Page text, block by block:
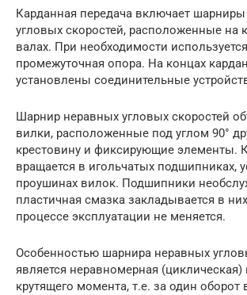
Карданная передача включает
угловых скоростей, расположенные на
валах. При необходимости используется
промежуточная опора. На концах
установлены соединительные
Шарнир неравных угловых скоростей
вилки, расположенные под углом 90°
крестовину и фиксирующие элементы.
вращается в игольчатых подшипниках,
проушинах вилок. Подшипники
пластичная смазка закладывается в
процессе эксплуатации не меняется.
Особенностью шарнира неравных
является неравномерная (циклическая)
крутящего момента, т.е. за один